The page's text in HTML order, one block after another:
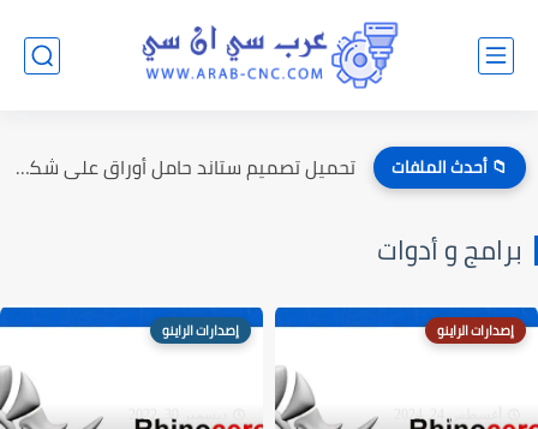
📁 أحدث الملفات تحميل تصميم ستاند حامل أوراق على شكل راقصين الباليه
برامج و أدوات
إصدارات الراينو إصدارات الراينو